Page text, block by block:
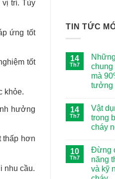
trí. Tùy
ứng tốt
tốt
khỏe.
hưởng
thấp hơn
nhu cầu.
TIN TỨC
14
Th7
chung
mà
tưởng
bình
luận
ở
Những
khi
thoát
hiểm
chung
cư
14
Th7
Vật
trong
cháy
bình
luận
ở
Vật
dụng
10
Th7
Đừng
năng
và kỹ